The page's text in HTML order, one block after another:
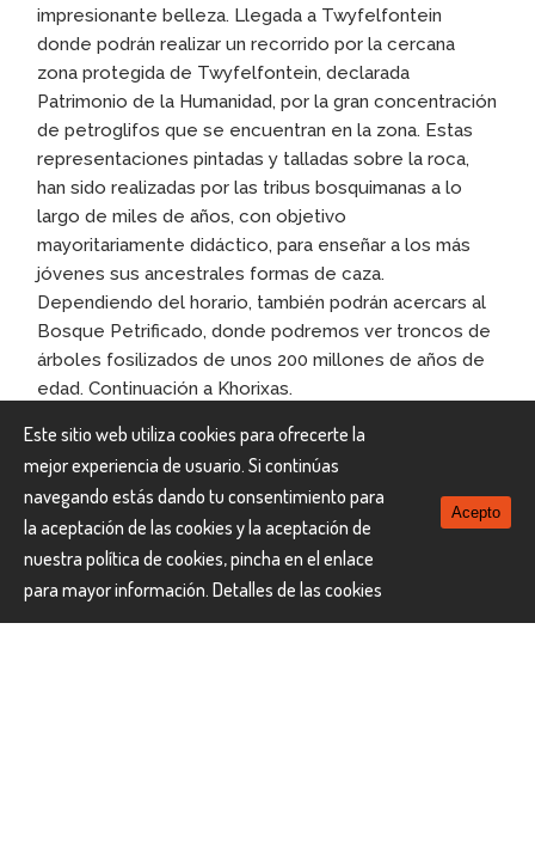
impresionante belleza. Llegada a Twyfelfontein
donde podrán realizar un recorrido por la cercana
zona protegida de Twyfelfontein, declarada
Patrimonio de la Humanidad, por la gran concentración
de petroglifos que se encuentran en la zona. Estas
representaciones pintadas y talladas sobre la roca,
han sido realizadas por las tribus bosquimanas a lo
largo de miles de años, con objetivo
mayoritariamente didáctico, para enseñar a los más
jóvenes sus ancestrales formas de caza.
Dependiendo del horario, también podrán acercars al
Bosque Petrificado, donde podremos ver troncos de
árboles fosilizados de unos 200 millones de años de
edad. Continuación a Khorixas.
Día 8 KHORIXAS– ETOSHA
Tras el desayuno salida por carretera hacia el Parque
Nacional Etosha, uno de los parques más poblados
de vida salvaje. Se pueden ver grandes manadas de
Este sitio web utiliza cookies para ofrecerte la
mejor experiencia de usuario. Si continúas
navegando estás dando tu consentimiento para
la aceptación de las cookies y la aceptación de
nuestra política de cookies, pincha en el enlace
para mayor información. Detalles de las cookies
Acepto